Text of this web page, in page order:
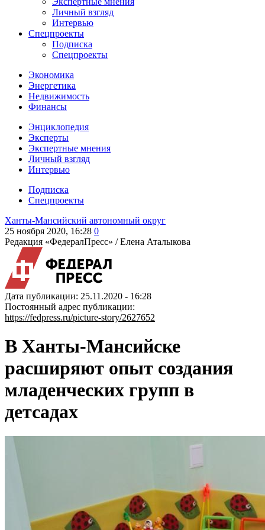
Личный взгляд
Интервью
Спецпроекты
Подписка
Спецпроекты
Экономика
Энергетика
Недвижимость
Финансы
Энциклопедия
Эксперты
Экспертные мнения
Личный взгляд
Интервью
Подписка
Спецпроекты
Ханты-Мансийский автономный округ
25 ноября 2020, 16:28 0
Редакция «ФедералПресс» /Елена Аталыкова
Дата публикации: 25.11.2020 - 16:28
Постоянный адрес публикации:
https://fedpress.ru/picture-story/2627652
В Ханты-Мансийске
расширяют опыт создания
младенческих групп в
детсадах